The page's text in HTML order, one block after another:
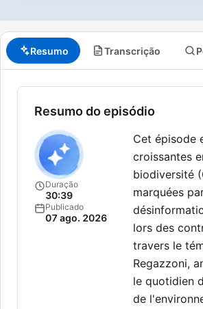
Resumo Transcrição
Resumo do episódio
Duração
30:39
Publicado
07 ago. 2026
Cet épisode
croissantes
biodiversité
marquées
lors des
travers le
Regazzoni,
le quotidien
de